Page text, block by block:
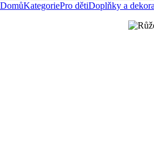
DomůKategoriePro dětiDoplňky a